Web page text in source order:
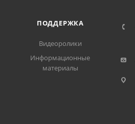
ПОДДЕРЖКА
Видеоролики
Информационные
материалы